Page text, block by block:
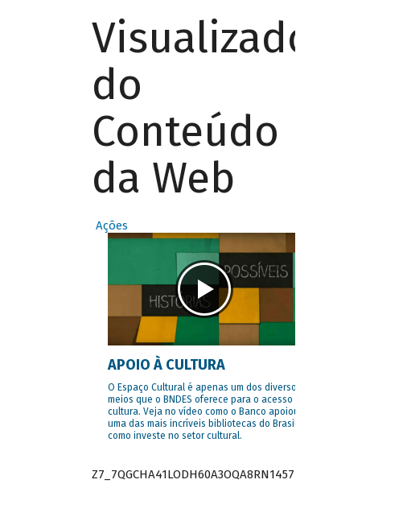
Visualizador
do
Conteúdo
da Web
Ações
APOIO À CULTURA
O Espaço Cultural é apenas um dos diversos
meios que o BNDES oferece para o acesso à
cultura. Veja no vídeo como o Banco apoiou
uma das mais incríveis bibliotecas do Brasil e
como investe no setor cultural.
Z7_7QGCHA41LODH60A3OQA8RN1457